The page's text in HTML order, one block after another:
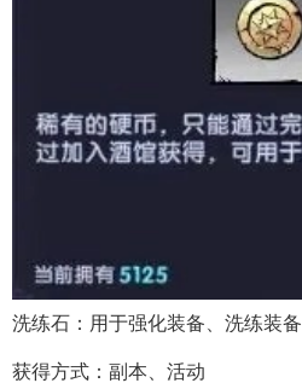
洗练石：用于强化装备、洗练装备
获得方式：副本、活动